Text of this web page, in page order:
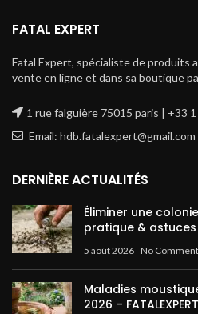
FATAL EXPERT
Fatal Expert, spécialiste de produits
vente en ligne et dans sa boutique
1 rue falguière 75015 paris | +33
Email: hdb.fatalexpert@gmail.com
DERNIÈRE ACTUALITÉS
Éliminer une
pratique & astuces
5 août 2026 No
Maladies
2026 – FATALEXPERT